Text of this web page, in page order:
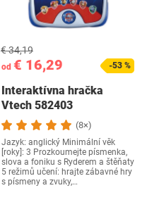
od € 16,29
€ 34,19
-53 %
Interaktívna hračka
Vtech 582403
(8×)
Jazyk: anglický Minimální věk
[roky]: 3 Prozkoumejte písmenka,
slova a foniku s Ryderem a štěňaty
5 režimů učení: hrajte zábavné hry
s písmeny a zvuky,…